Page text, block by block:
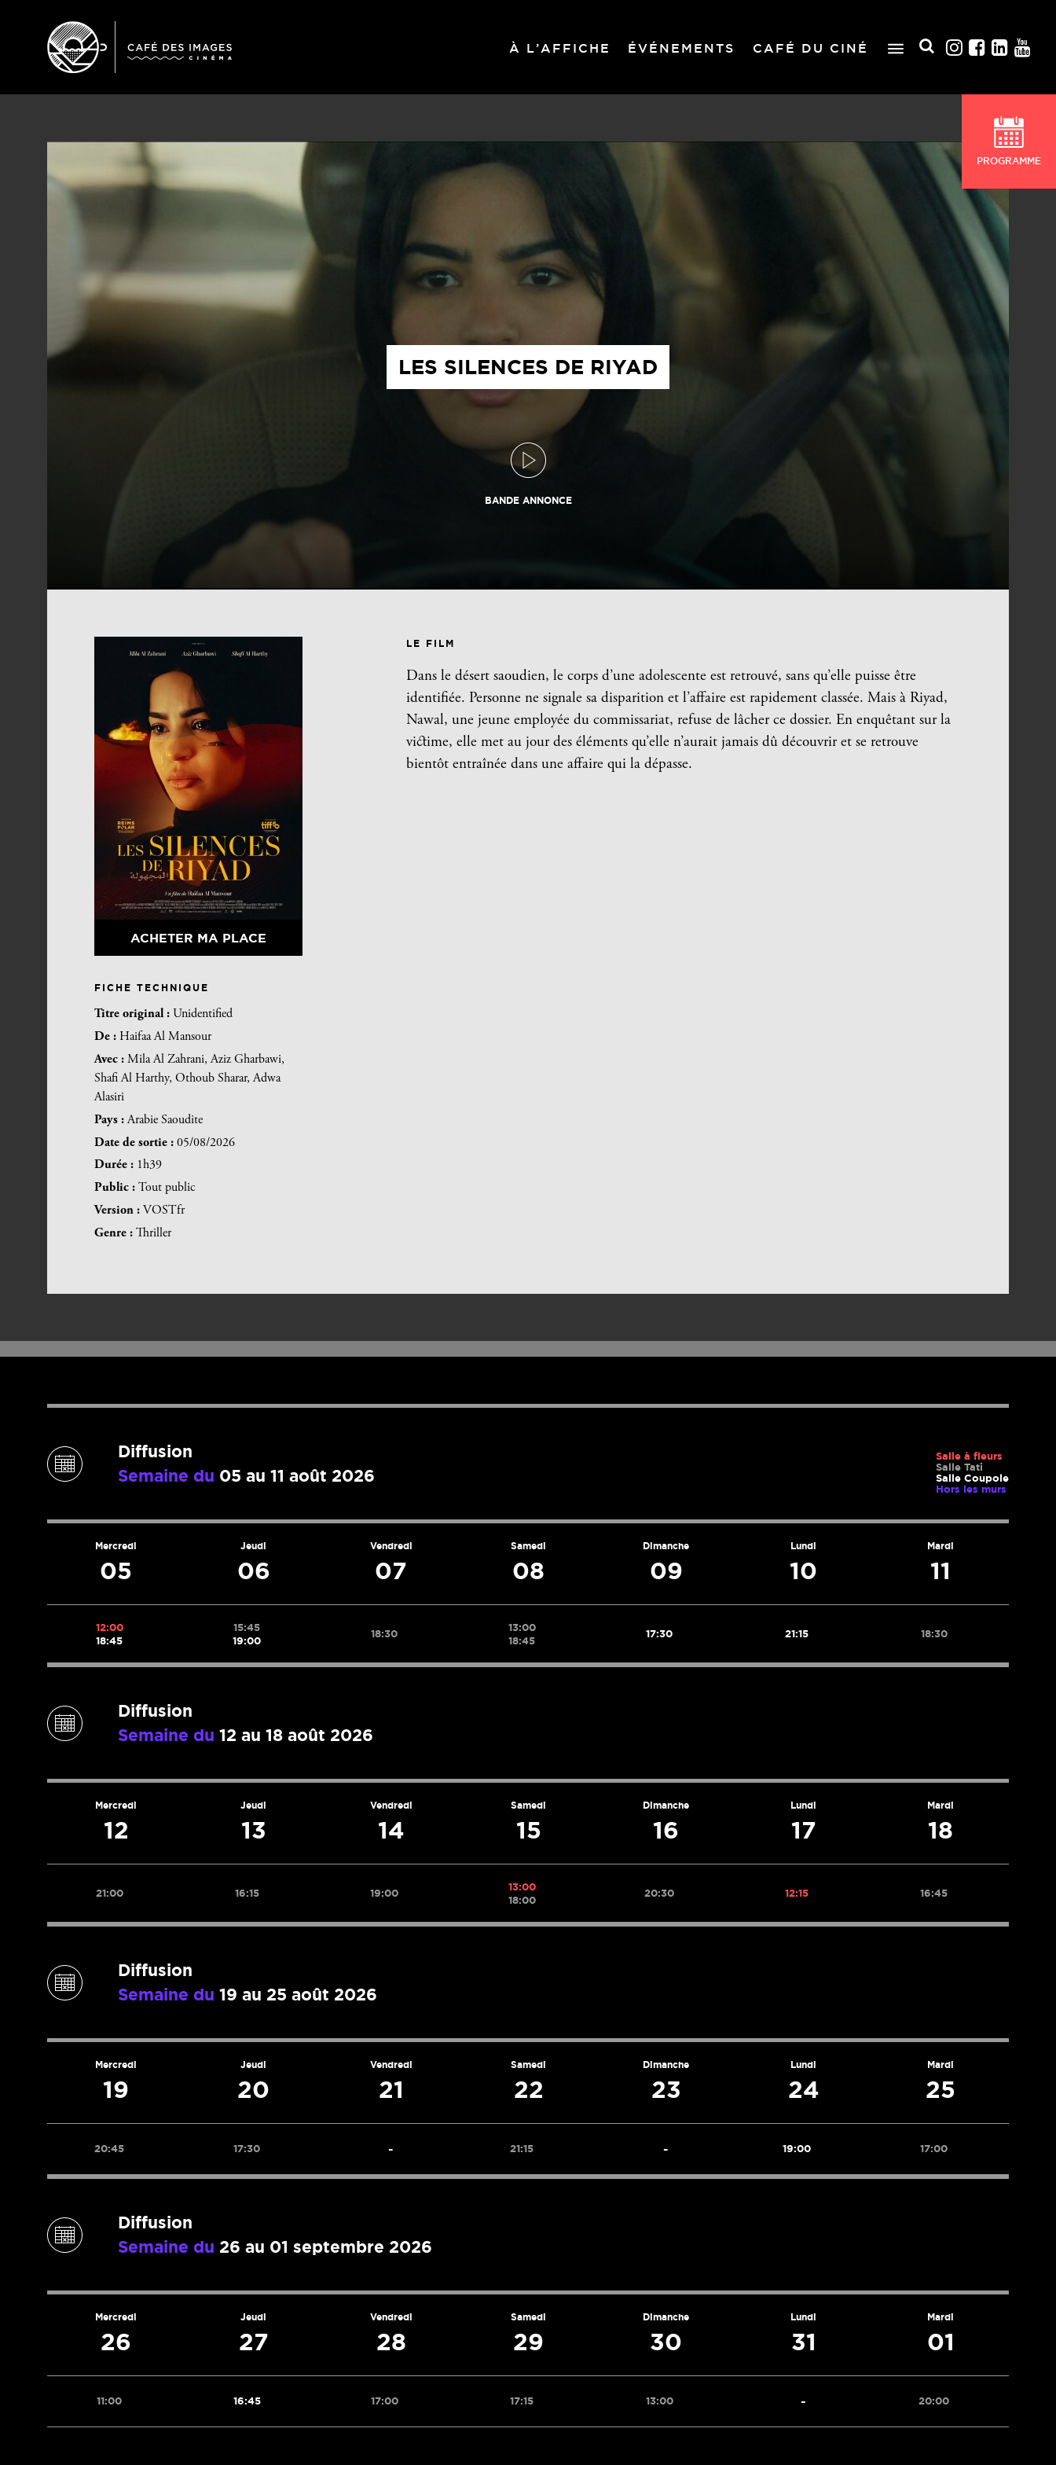
À L’AFFICHE ÉVÉNEMENTS CAFÉ DU CINÉ
LES SILENCES DE RIYAD
BANDE ANNONCE
ACHETER MA PLACE
FICHE TECHNIQUE
Titre original : Unidentified
De : Haifaa Al Mansour
Avec : Mila Al Zahrani, Aziz Gharbawi,
Shafi Al Harthy, Othoub Sharar, Adwa
Alasiri
Pays :Arabie Saoudite
Date de sortie : 05/08/2026
Durée : 1h39
Public : Tout public
Version : VOSTfr
Genre : Thriller
LE FILM
Dans le désert saoudien, le corps d’une adolescente est retrouvé, sans qu’elle puisse être
identifiée. Personne ne signale sa disparition et l’affaire est rapidement classée. Mais à Riyad,
Nawal, une jeune employée du commissariat, refuse de lâcher ce dossier. En enquêtant sur la
victime, elle met au jour des éléments qu’elle n’aurait jamais dû découvrir et se retrouve
bientôt entraînée dans une affaire qui la dépasse.
Diffusion
Semaine du 05 au 11 août 2026
Mercredi
05
Jeudi
06
Vendredi
07
Samedi
08
Dimanche
09
Lundi
10
Mardi
11
12:00
18:45
15:45
19:00
18:30
13:00
18:45
17:30 21:15 18:30
Diffusion
Semaine du 12 au 18 août 2026
Mercredi
12
Jeudi
13
Vendredi
14
Samedi
15
Dimanche
16
Lundi
17
Mardi
18
21:00 16:15 19:00
13:00
18:00
20:30 12:15 16:45
Diffusion
Semaine du 19 au 25 août 2026
Mercredi
19
Jeudi
20
Vendredi
21
Samedi
22
Dimanche
23
Lundi
24
Mardi
25
20:45 17:30 - 21:15 - 19:00 17:00
Diffusion
Semaine du 26 au 01 septembre 2026
Mercredi
26
Jeudi
27
Vendredi
28
Samedi
29
Dimanche
30
Lundi
31
Mardi
01
11:00 16:45 17:00 17:15 13:00 - 20:00
Salle à fleurs
Salle Tati
Salle Coupole
Hors les murs
PROGRAMME